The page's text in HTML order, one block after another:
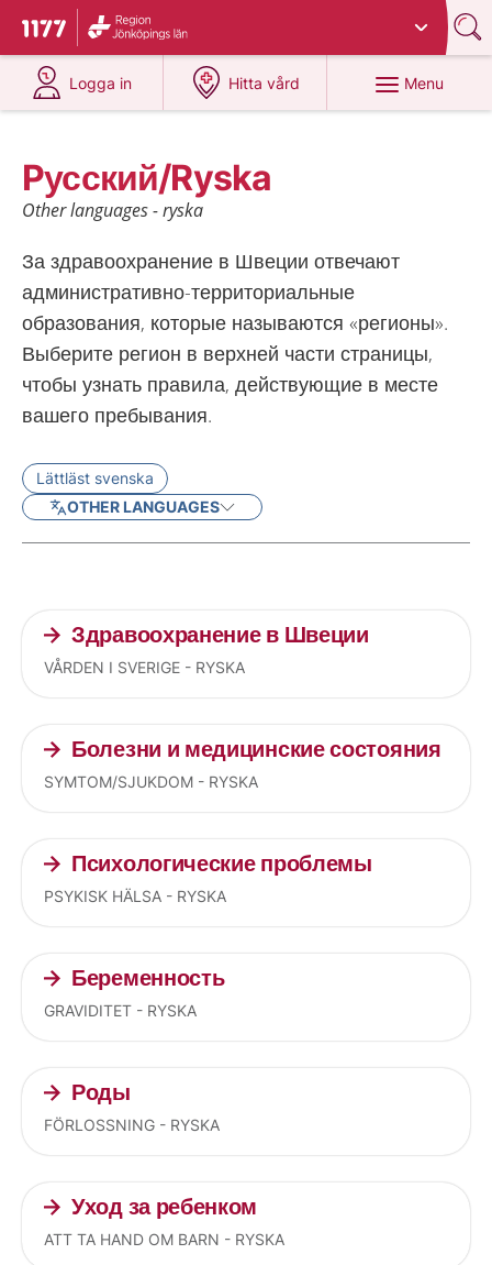
To start page for 1177
Du har valt region
Logga in
at 1177.se
Hitta vård
at 1177.se
Menu
Pусский/Ryska
Other languages - ryska
За здравоохранение в Швеции отвечают
административно-территориальные
образования, которые называются «регионы».
Выберите регион в верхней части страницы,
чтобы узнать правила, действующие в месте
вашего пребывания.
Lättläst svenska
OTHER LANGUAGES
Current articles
Здравоохранение в Швеции
VÅRDEN I SVERIGE - RYSKA
Болезни и медицинские состояния
SYMTOM/SJUKDOM - RYSKA
Психологические проблемы
PSYKISK HÄLSA - RYSKA
Беременность
GRAVIDITET - RYSKA
Роды
FÖRLOSSNING - RYSKA
Уход за ребенком
ATT TA HAND OM BARN - RYSKA